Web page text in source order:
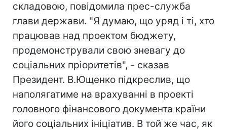
складовою, повідомила прес-служба
глави держави. "Я думаю, що уряд і ті, хто
працював над проектом бюджету,
продемонстрували свою зневагу до
соціальних пріоритетів", - сказав
Президент. В.Ющенко підкреслив, що
наполягатиме на врахуванні в проекті
головного фінансового документа країни
його соціальних ініціатив. В той же час, як